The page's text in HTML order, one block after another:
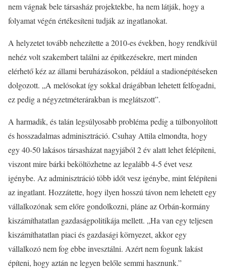
nem vágnak bele társasház projektekbe, ha nem látják, hogy a
folyamat végén értékesíteni tudják az ingatlanokat.
A helyzetet tovább nehezítette a 2010-es években, hogy rendkívül
nehéz volt szakembert találni az építkezésekre, mert minden
elérhető kéz az állami beruházásokon, például a stadionépítéseken
dolgozott. „A melósokat így sokkal drágábban lehetett felfogadni,
ez pedig a négyzetméterárakban is meglátszott”.
A harmadik, és talán legsúlyosabb probléma pedig a túlbonyolított
és hosszadalmas adminisztráció. Csuhay Attila elmondta, hogy
egy 40-50 lakásos társasházat nagyjából 2 év alatt lehet felépíteni,
viszont mire bárki beköltözhetne az legalább 4-5 évet vesz
igénybe. Az adminisztráció több időt vesz igénybe, mint felépíteni
az ingatlant. Hozzátette, hogy ilyen hosszú távon nem lehetett egy
vállalkozónak sem előre gondolkozni, pláne az Orbán-kormány
kiszámíthatatlan gazdaságpolitikája mellett. „Ha van egy teljesen
kiszámíthatatlan piaci és gazdasági környezet, akkor egy
vállalkozó nem fog ebbe invesztálni. Azért nem fogunk lakást
építeni, hogy aztán ne legyen belőle semmi hasznunk.”